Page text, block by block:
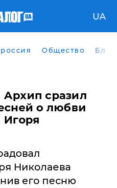
UA
россия Общество
сразил
о любви
Игоря
Николаева
его песню